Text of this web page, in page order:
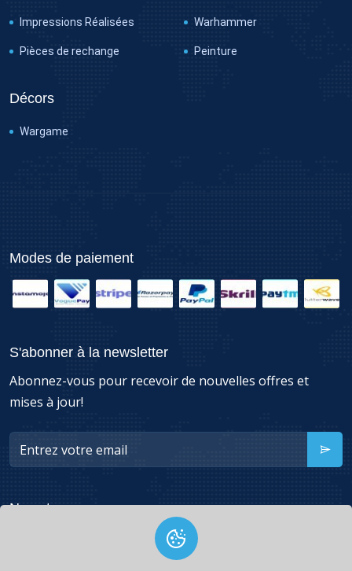
Impressions Réalisées
Pièces de rechange
Warhammer
Peinture
Décors
Wargame
Modes de paiement
S'abonner à la newsletter
Abonnez-vous pour recevoir de nouvelles offres et
mises à jour!
Nous trouver